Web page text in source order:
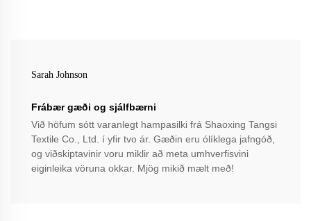
Sarah Johnson
Frábær gæði og sjálfbærni
Við höfum sótt varanlegt hampasilki frá Shaoxing Tangsi
Textile Co., Ltd. í yfir tvo ár. Gæðin eru ólíklega jafngóð,
og viðskiptavinir voru miklir að meta umhverfisvini
eiginleika vöruna okkar. Mjög mikið mælt með!